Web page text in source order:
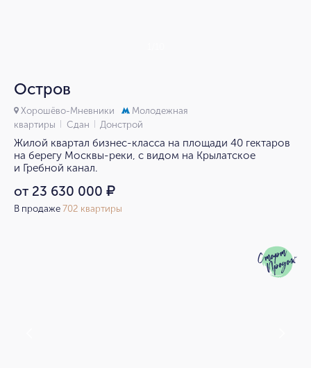
Остров
Хорошёво-Мневники
Молодежная
квартиры
Сдан Донстрой
Жилой квартал бизнес-класса на площади 40 гектаров
на берегу Москвы-реки, с видом на Крылатское
и Гребной канал.
от 23 630 000 ₽
В продаже702 квартиры